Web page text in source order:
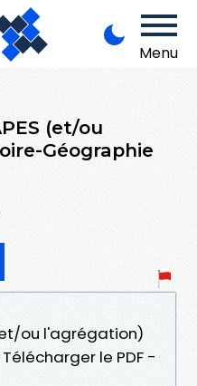
Menu
(et/ou
Géographie
ou l'agrégation)
le PDF -